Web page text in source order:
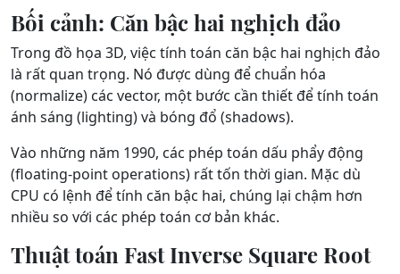
Bối cảnh: Căn bậc hai nghịch đảo
Trong đồ họa 3D, việc tính toán căn bậc hai nghịch đảo
là rất quan trọng. Nó được dùng để chuẩn hóa
(normalize) các vector, một bước cần thiết để tính toán
ánh sáng (lighting) và bóng đổ (shadows).
Vào những năm 1990, các phép toán dấu phẩy động
(floating-point operations) rất tốn thời gian. Mặc dù
CPU có lệnh để tính căn bậc hai, chúng lại chậm hơn
nhiều so với các phép toán cơ bản khác.
Thuật toán Fast Inverse Square Root